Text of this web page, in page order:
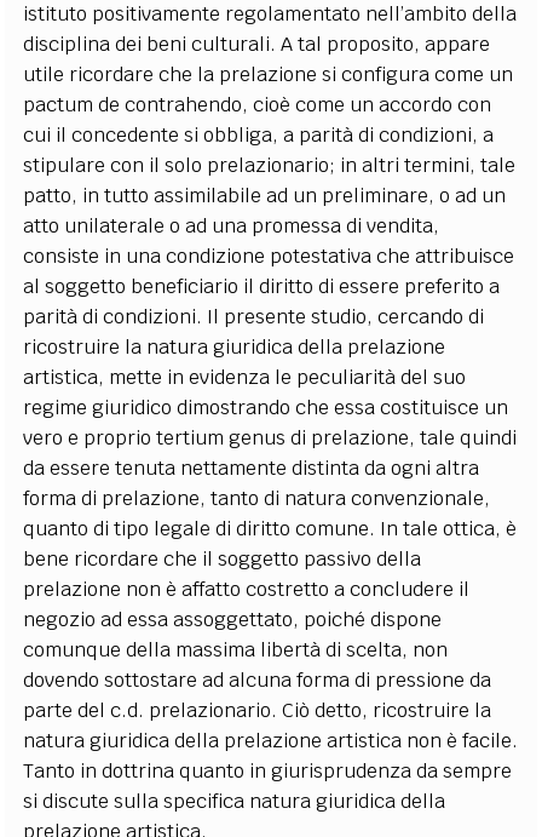
istituto positivamente regolamentato nell’ambito della
disciplina dei beni culturali. A tal proposito, appare
utile ricordare che la prelazione si configura come un
pactum de contrahendo, cioè come un accordo con
cui il concedente si obbliga, a parità di condizioni, a
stipulare con il solo prelazionario; in altri termini, tale
patto, in tutto assimilabile ad un preliminare, o ad un
atto unilaterale o ad una promessa di vendita,
consiste in una condizione potestativa che attribuisce
al soggetto beneficiario il diritto di essere preferito a
parità di condizioni. Il presente studio, cercando di
ricostruire la natura giuridica della prelazione
artistica, mette in evidenza le peculiarità del suo
regime giuridico dimostrando che essa costituisce un
vero e proprio tertium genus di prelazione, tale quindi
da essere tenuta nettamente distinta da ogni altra
forma di prelazione, tanto di natura convenzionale,
quanto di tipo legale di diritto comune. In tale ottica, è
bene ricordare che il soggetto passivo della
prelazione non è affatto costretto a concludere il
negozio ad essa assoggettato, poiché dispone
comunque della massima libertà di scelta, non
dovendo sottostare ad alcuna forma di pressione da
parte del c.d. prelazionario. Ciò detto, ricostruire la
natura giuridica della prelazione artistica non è facile.
Tanto in dottrina quanto in giurisprudenza da sempre
si discute sulla specifica natura giuridica della
prelazione artistica.